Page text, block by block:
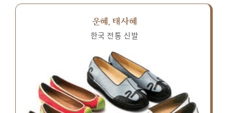
운혜, 태사혜
한국 전통 신발